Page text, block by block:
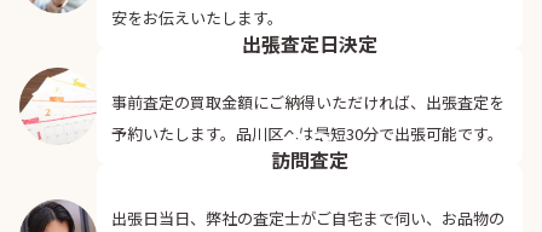
安をお伝えいたします。
02
出張査定日決定
事前査定の買取金額にご納得いただければ、出張査定を
予約いたします。品川区へは最短30分で出張可能です。
03
訪問査定
出張日当日、弊社の査定士がご自宅まで伺い、お品物の